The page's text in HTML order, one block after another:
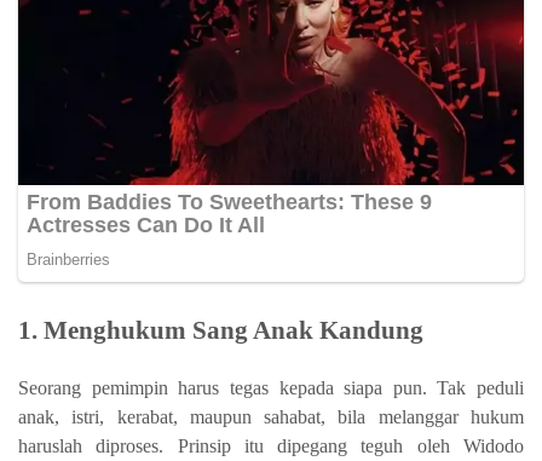
1. Menghukum Sang Anak Kandung
Seorang pemimpin harus tegas kepada siapa pun. Tak peduli
anak, istri, kerabat, maupun sahabat, bila melanggar hukum
haruslah diproses. Prinsip itu dipegang teguh oleh Widodo